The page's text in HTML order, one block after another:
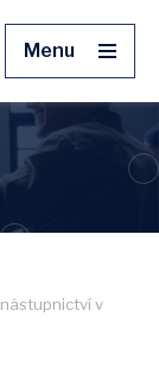
Menu
v